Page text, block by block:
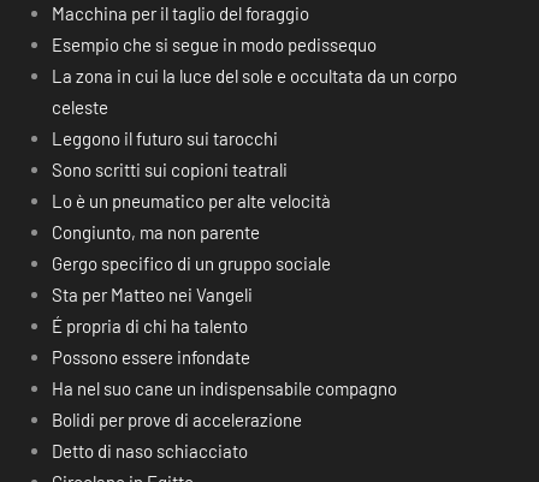
Macchina per il taglio del foraggio
Esempio che si segue in modo pedissequo
La zona in cui la luce del sole e occultata da un corpo
celeste
Leggono il futuro sui tarocchi
Sono scritti sui copioni teatrali
Lo è un pneumatico per alte velocità
Congiunto, ma non parente
Gergo specifico di un gruppo sociale
Sta per Matteo nei Vangeli
É propria di chi ha talento
Possono essere infondate
Ha nel suo cane un indispensabile compagno
Bolidi per prove di accelerazione
Detto di naso schiacciato